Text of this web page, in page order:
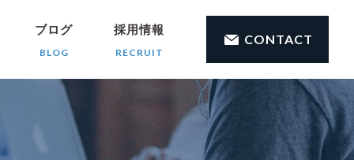
ブログ
BLOG
採用情報
RECRUIT
CONTACT